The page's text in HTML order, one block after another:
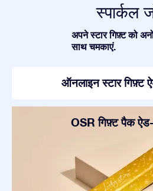
स्पार्कल
अपने स्टार गिफ़्ट को
साथ चमकाएं.
ऑनलाइन स्टार गिफ़्ट
OSR गिफ़्ट पैक